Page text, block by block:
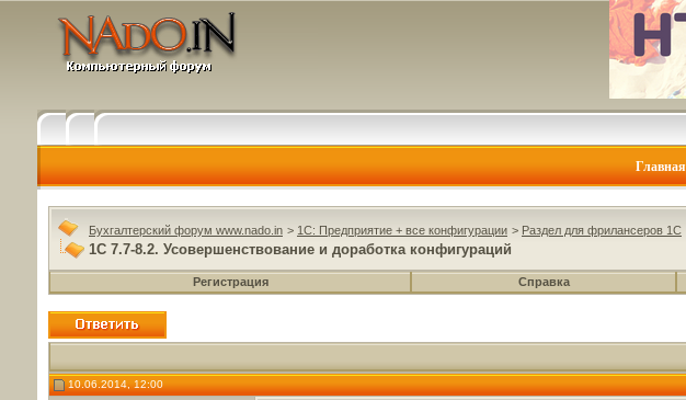
Главная
Бухгалтерский форум www.nado.in > 1C: Предприятие + все конфигурации > Раздел для фрилансеров 1С
1С 7.7-8.2. Усовершенствование и доработка конфигураций
Регистрация Справка
10.06.2014, 12:00